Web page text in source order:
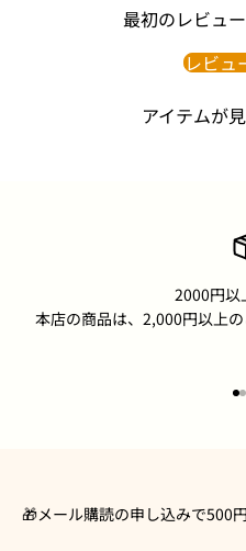
最初のレビュ
レビュ
アイテムが
2000円以
本店の商品は、2,000円以上
🎁メール購読の申し込みで500